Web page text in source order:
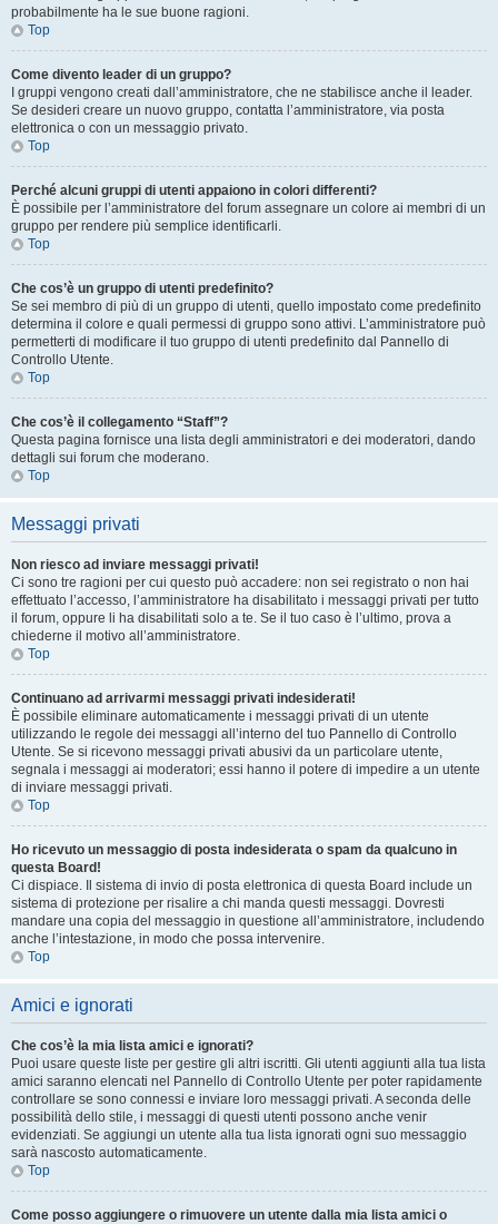
probabilmente ha le sue buone ragioni.
Top
Come divento leader di un gruppo?
I gruppi vengono creati dall’amministratore, che ne stabilisce anche il leader.
Se desideri creare un nuovo gruppo, contatta l’amministratore, via posta
elettronica o con un messaggio privato.
Top
Perché alcuni gruppi di utenti appaiono in colori differenti?
È possibile per l’amministratore del forum assegnare un colore ai membri di un
gruppo per rendere più semplice identificarli.
Top
Che cos’è un gruppo di utenti predefinito?
Se sei membro di più di un gruppo di utenti, quello impostato come predefinito
determina il colore e quali permessi di gruppo sono attivi. L’amministratore può
permetterti di modificare il tuo gruppo di utenti predefinito dal Pannello di
Controllo Utente.
Top
Che cos’è il collegamento “Staff”?
Questa pagina fornisce una lista degli amministratori e dei moderatori, dando
dettagli sui forum che moderano.
Top
Messaggi privati
Non riesco ad inviare messaggi privati!
Ci sono tre ragioni per cui questo può accadere: non sei registrato o non hai
effettuato l’accesso, l’amministratore ha disabilitato i messaggi privati per tutto
il forum, oppure li ha disabilitati solo a te. Se il tuo caso è l’ultimo, prova a
chiederne il motivo all’amministratore.
Top
Continuano ad arrivarmi messaggi privati indesiderati!
È possibile eliminare automaticamente i messaggi privati ​​di un utente
utilizzando le regole dei messaggi all’interno del tuo Pannello di Controllo
Utente. Se si ricevono messaggi privati ​​abusivi da un particolare utente,
segnala i messaggi ai moderatori; essi hanno il potere di impedire a un utente
di inviare messaggi privati​​.
Top
Ho ricevuto un messaggio di posta indesiderata o spam da qualcuno in
questa Board!
Ci dispiace. Il sistema di invio di posta elettronica di questa Board include un
sistema di protezione per risalire a chi manda questi messaggi. Dovresti
mandare una copia del messaggio in questione all’amministratore, includendo
anche l’intestazione, in modo che possa intervenire.
Top
Amici e ignorati
Che cos’è la mia lista amici e ignorati?
Puoi usare queste liste per gestire gli altri iscritti. Gli utenti aggiunti alla tua lista
amici saranno elencati nel Pannello di Controllo Utente per poter rapidamente
controllare se sono connessi e inviare loro messaggi privati. A seconda delle
possibilità dello stile, i messaggi di questi utenti possono anche venir
evidenziati. Se aggiungi un utente alla tua lista ignorati ogni suo messaggio
sarà nascosto automaticamente.
Top
Come posso aggiungere o rimuovere un utente dalla mia lista amici o